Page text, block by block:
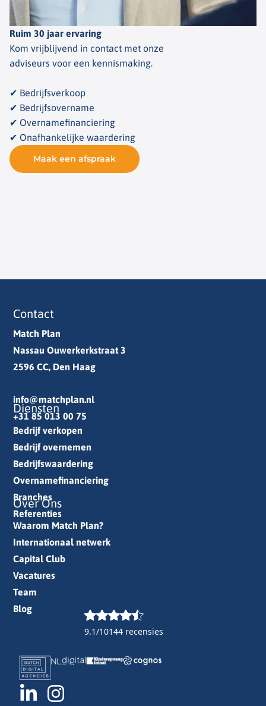
Ruim 30 jaar ervaring
Kom vrijblijvend in contact met onze
adviseurs voor een kennismaking.
✔ Bedrijfsverkoop
✔ Bedrijfsovername
✔ Overnamefinanciering
✔ Onafhankelijke waardering
Maak een afspraak
9.1/10144 recensies
Contact
Match Plan
Nassau Ouwerkerkstraat 3
2596 CC, Den Haag
info@matchplan.nl
+31 85 013 00 75
Diensten
Bedrijf verkopen
Bedrijf overnemen
Bedrijfswaardering
Overnamefinanciering
Branches
Referenties
Over Ons
Waarom Match Plan?
Internationaal netwerk
Capital Club
Vacatures
Team
Blog